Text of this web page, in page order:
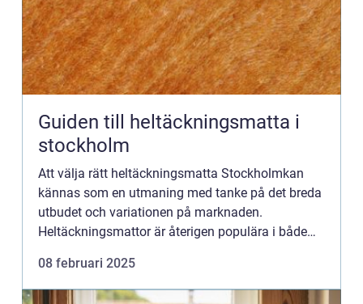
Guiden till heltäckningsmatta i
stockholm
Att välja rätt heltäckningsmatta Stockholmkan
kännas som en utmaning med tanke på det breda
utbudet och variationen på marknaden.
Heltäckningsmattor är återigen populära i både
08 februari 2025